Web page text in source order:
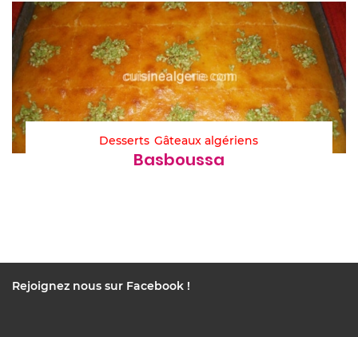
Desserts Gâteaux algériens
Basboussa
Rejoignez nous sur Facebook !